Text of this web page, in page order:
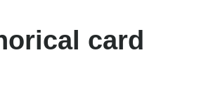
card